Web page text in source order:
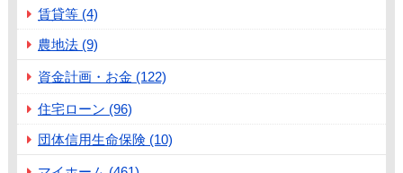
賃貸等 (4)
農地法 (9)
資金計画・お金 (122)
住宅ローン (96)
団体信用生命保険 (10)